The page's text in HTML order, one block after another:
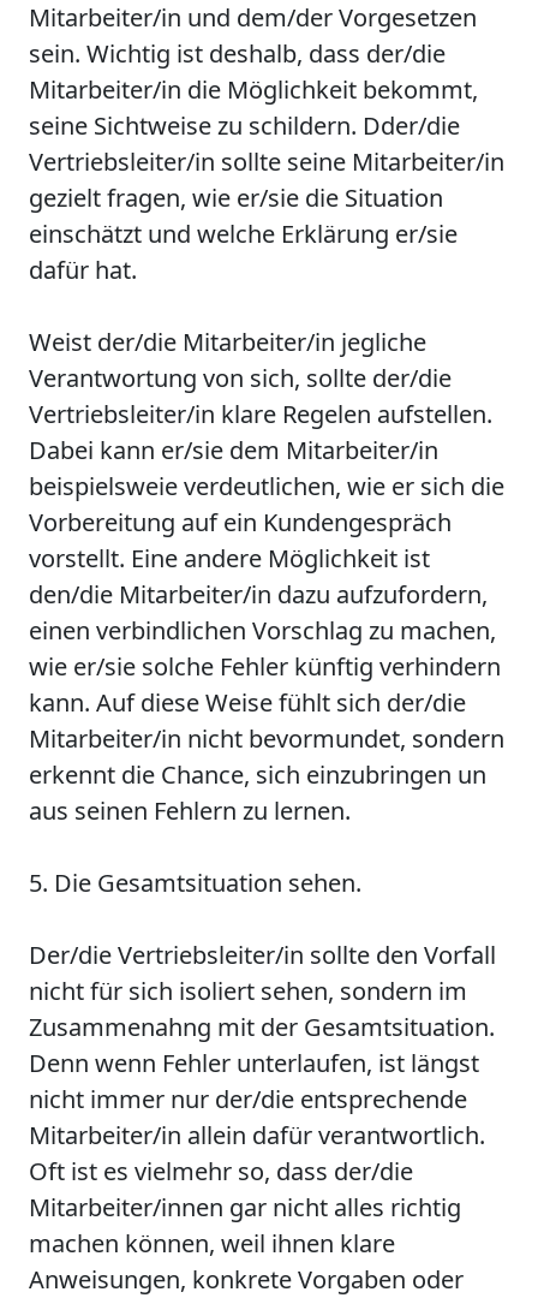
Mitarbeiter/in und dem/der Vorgesetzen
sein. Wichtig ist deshalb, dass der/die
Mitarbeiter/in die Möglichkeit bekommt,
seine Sichtweise zu schildern. Dder/die
Vertriebsleiter/in sollte seine Mitarbeiter/in
gezielt fragen, wie er/sie die Situation
einschätzt und welche Erklärung er/sie
dafür hat.
Weist der/die Mitarbeiter/in jegliche
Verantwortung von sich, sollte der/die
Vertriebsleiter/in klare Regelen aufstellen.
Dabei kann er/sie dem Mitarbeiter/in
beispielsweie verdeutlichen, wie er sich die
Vorbereitung auf ein Kundengespräch
vorstellt. Eine andere Möglichkeit ist
den/die Mitarbeiter/in dazu aufzufordern,
einen verbindlichen Vorschlag zu machen,
wie er/sie solche Fehler künftig verhindern
kann. Auf diese Weise fühlt sich der/die
Mitarbeiter/in nicht bevormundet, sondern
erkennt die Chance, sich einzubringen un
aus seinen Fehlern zu lernen.
5. Die Gesamtsituation sehen.
Der/die Vertriebsleiter/in sollte den Vorfall
nicht für sich isoliert sehen, sondern im
Zusammenahng mit der Gesamtsituation.
Denn wenn Fehler unterlaufen, ist längst
nicht immer nur der/die entsprechende
Mitarbeiter/in allein dafür verantwortlich.
Oft ist es vielmehr so, dass der/die
Mitarbeiter/innen gar nicht alles richtig
machen können, weil ihnen klare
Anweisungen, konkrete Vorgaben oder